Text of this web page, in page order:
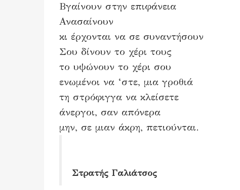
Βγαίνουν στην επιφάνεια
Ανασαίνουν
κι έρχονται να σε συναντήσουν
Σου δίνουν το χέρι τους
το υψώνουν το χέρι σου
ενωμένοι να ‘στε, μια γροθιά
τη στρόφιγγα να κλείσετε
άνεργοι, σαν απόνερα
μην, σε μιαν άκρη, πετιούνται.
Στρατής Γαλιάτσος